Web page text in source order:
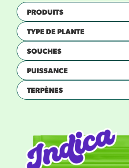
PRODUITS
TYPE DE PLANTE
SOUCHES
PUISSANCE
TERPÈNES